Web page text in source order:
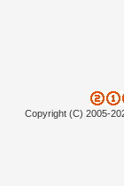
Copyright (C) 2005-